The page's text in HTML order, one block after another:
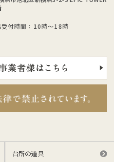
受付時間：10時～18時
台所の道具